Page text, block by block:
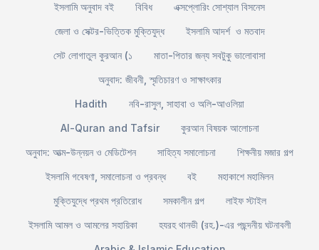
ইসলামি অনুবাদ বই
বিবিধ
এক্সপ্লোরিং সোশ্যাল বিসনেস
জেলা ও সেক্টর-ভিত্তিক মুক্তিযুদ্ধ
ইসলামি আদর্শ ও মতবাদ
সেট লোগাতুল কুরআন (১
মাতা-পিতার জন্য সবটুকু ভালোবাসা
অনুবাদ: জীবনী, স্মৃতিচারণ ও সাক্ষাৎকার
Hadith
নবি-রাসুল, সাহাবা ও অলি-আওলিয়া
Al-Quran and Tafsir
কুরআন বিষয়ক আলোচনা
অনুবাদ: আত্ম-উন্নয়ন ও মেডিটেশন
সাহিত্য সমালোচনা
শিক্ষনীয় মজার গল্প
ইসলামি গবেষণা, সমালোচনা ও প্রবন্ধ
বই
মহাকাশে মহামিলন
মুক্তিযুদ্ধে প্রথম প্রতিরোধ
সমকালীন গল্প
লাইফ স্টাইল
ইসলামি আমল ও আমলের সহায়িকা
হযরহ থানভী (রহ.)-এর পছন্দনীয় ঘটনাবলী